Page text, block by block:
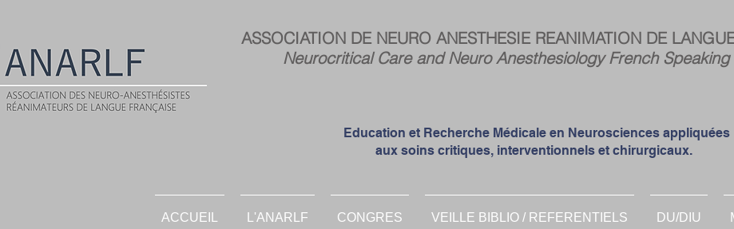
ASSOCIATION DE NEURO ANESTHESIE REANIMATION DE
Neurocritical Care and Neuro Anesthesiology French Speaking
Education et Recherche Médicale en Neurosciences appliquées
aux soins critiques, interventionnels et chirurgicaux.
ACCUEIL L'ANARLF CONGRES VEILLE BIBLIO / REFERENTIELS DU/DIU